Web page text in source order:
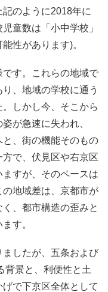
のように2018年に
童数は「小中学校」
性があります)。
す。これらの地域で
、地域の学校に通う
しかし今、そこから
が急速に失われ、
と、街の機能そのもの
で、伏見区や右京区
すが、そのペースは
地域差は、京都市が
、都市構造の歪みと
す。
したが、五条および
背景と、利便性と土
で下京区全体として